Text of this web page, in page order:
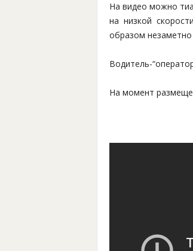
На видео можно
на низкой
образом
Водитель-
На момент